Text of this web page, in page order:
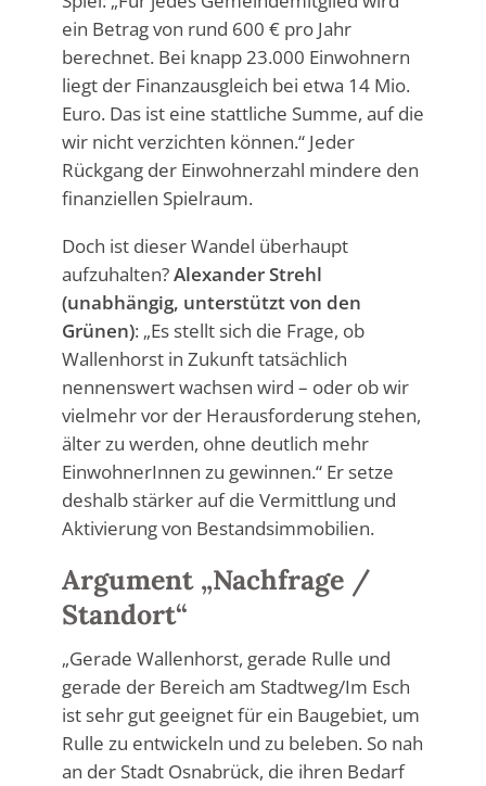
ein Betrag von rund 600 € pro Jahr
berechnet. Bei knapp 23.000 Einwohnern
liegt der Finanzausgleich bei etwa 14 Mio.
Euro. Das ist eine stattliche Summe, auf die
wir nicht verzichten können.“ Jeder
Rückgang der Einwohnerzahl mindere den
finanziellen Spielraum.
Doch ist dieser Wandel überhaupt
aufzuhalten?Alexander Strehl
(unabhängig, unterstützt von den
Grünen): „Es stellt sich die Frage, ob
Wallenhorst in Zukunft tatsächlich
nennenswert wachsen wird – oder ob wir
vielmehr vor der Herausforderung stehen,
älter zu werden, ohne deutlich mehr
EinwohnerInnen zu gewinnen.“ Er setze
deshalb stärker auf die Vermittlung und
Aktivierung von Bestandsimmobilien.
Argument „Nachfrage /
Standort“
„Gerade Wallenhorst, gerade Rulle und
gerade der Bereich am Stadtweg/Im Esch
ist sehr gut geeignet für ein Baugebiet, um
Rulle zu entwickeln und zu beleben. So nah
an der Stadt Osnabrück, die ihren Bedarf